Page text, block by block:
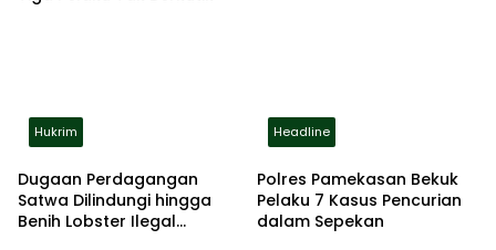
Hukrim
Dugaan Perdagangan
Satwa Dilindungi hingga
Benih Lobster Ilegal
Headline
Polres Pamekasan Bekuk
Pelaku 7 Kasus Pencurian
dalam Sepekan